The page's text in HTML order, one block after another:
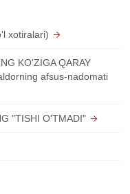
xotiralari)
KO'ZIGA QARAY
afsus-nadomati
"TISHI O'TMADI"